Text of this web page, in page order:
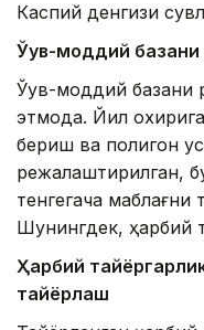
Каспий денгизи
Ўқув-моддий
Ўқув-моддий
этмоқда. Йил
бериш ва полигон
режалаштирилган,
тенгегача
Шунингдек, ҳарбий
Ҳарбий
тайёрлаш